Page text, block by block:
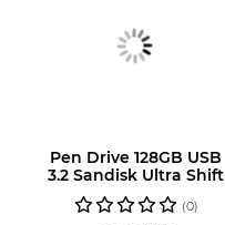
Pen Drive 128GB USB
3.2 Sandisk Ultra Shift
(0)